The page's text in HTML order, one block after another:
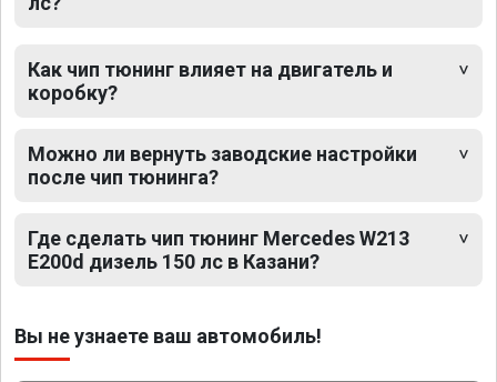
Как чип тюнинг влияет на двигатель и
коробку?
Можно ли вернуть заводские настройки
после чип тюнинга?
Где сделать чип тюнинг Mercedes W213
E200d дизель 150 лс в Казани?
Вы не узнаете ваш автомобиль!